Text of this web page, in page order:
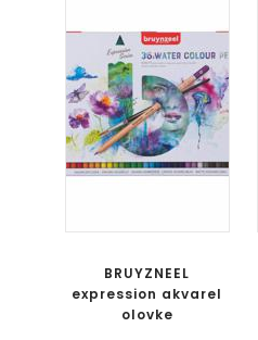
BRUYZNEEL
expression akvarel
olovke